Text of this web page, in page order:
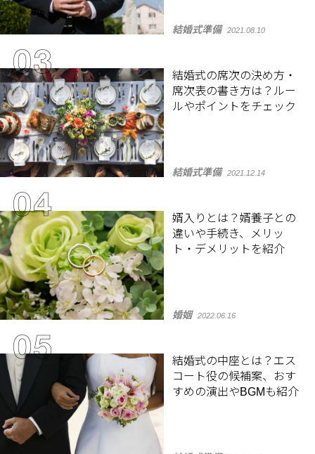
結婚式準備 2021.08.10
結婚式の席次の決め方・
席次表の書き方は？ルー
ルやポイントをチェック
結婚式準備 2021.12.14
婿入りとは？婿養子との
違いや手続き、メリッ
ト・デメリットを紹介
婚姻 2022.06.16
結婚式の中座とは？エス
コート役の候補案、おす
すめの演出やBGMも紹介